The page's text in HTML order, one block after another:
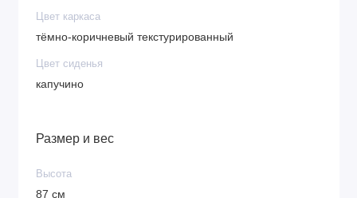
Цвет каркаса
тёмно-коричневый текстурированный
Цвет сиденья
капучино
Размер и вес
Высота
87 см